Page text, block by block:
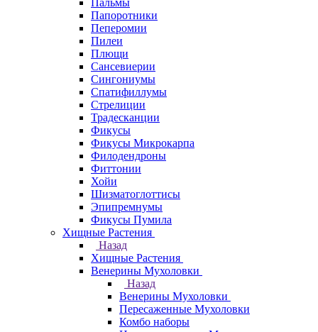
Пальмы
Папоротники
Пеперомии
Пилеи
Плющи
Сансевиерии
Сингониумы
Спатифиллумы
Стрелиции
Традесканции
Фикусы
Фикусы Микрокарпа
Филодендроны
Фиттонии
Хойи
Шизматоглоттисы
Эпипремнумы
Фикусы Пумила
Хищные Растения
Назад
Хищные Растения
Венерины Мухоловки
Назад
Венерины Мухоловки
Пересаженные Мухоловки
Комбо наборы